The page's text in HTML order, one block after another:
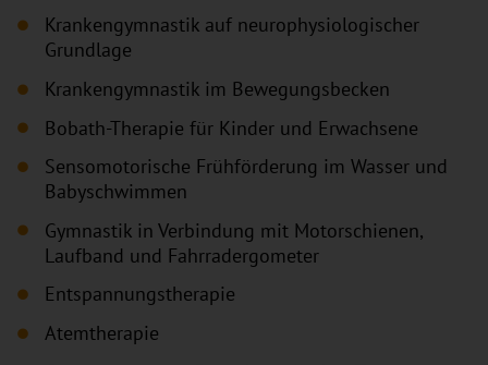
Krankengymnastik auf neurophysiologischer
Grundlage
Krankengymnastik im Bewegungsbecken
Bobath-Therapie für Kinder und Erwachsene
Sensomotorische Frühförderung im Wasser und
Babyschwimmen
Gymnastik in Verbindung mit Motorschienen,
Laufband und Fahrradergometer
Entspannungstherapie
Atemtherapie